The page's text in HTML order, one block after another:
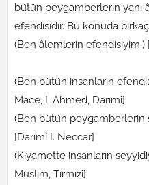
bütün peygamberlerin yani
efendisidir. Bu konuda
(Ben âlemlerin efendisiyim.)
(Ben bütün insanların
Mace, İ. Ahmed, Darimî]
(Ben bütün peygamberlerin
[Darimî İ. Neccar]
(Kıyamette insanların
Müslim, Tirmizî]